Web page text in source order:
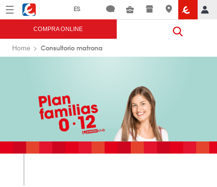
Menú Eroski
COMPRA ONLINE
Home Consultorio matrona